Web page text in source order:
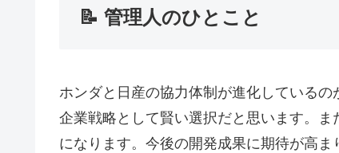
📝 管理人のひとこと
ホンダと日産の協力体制が進化している
企業戦略として賢い選択だと思います。
になります。今後の開発成果に期待が高ま